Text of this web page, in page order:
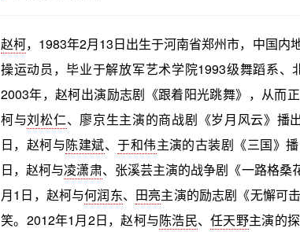
赵柯，1983年2月13日出生于河南省郑州市，中国内
操运动员，毕业于解放军艺术学院1993级舞蹈系、
2003年，赵柯出演励志剧《跟着阳光跳舞》，从而
柯与刘松仁、廖京生主演的商战剧《岁月风云》播
日，赵柯与陈建斌、于和伟主演的古装剧《三国》
日，赵柯与凌潇肃、张溪芸主演的战争剧《一路格桑
月1日，赵柯与何润东、 田亮主演的励志剧《无懈可
笑。2012年1月2日，赵柯与陈浩民、任天野主演的